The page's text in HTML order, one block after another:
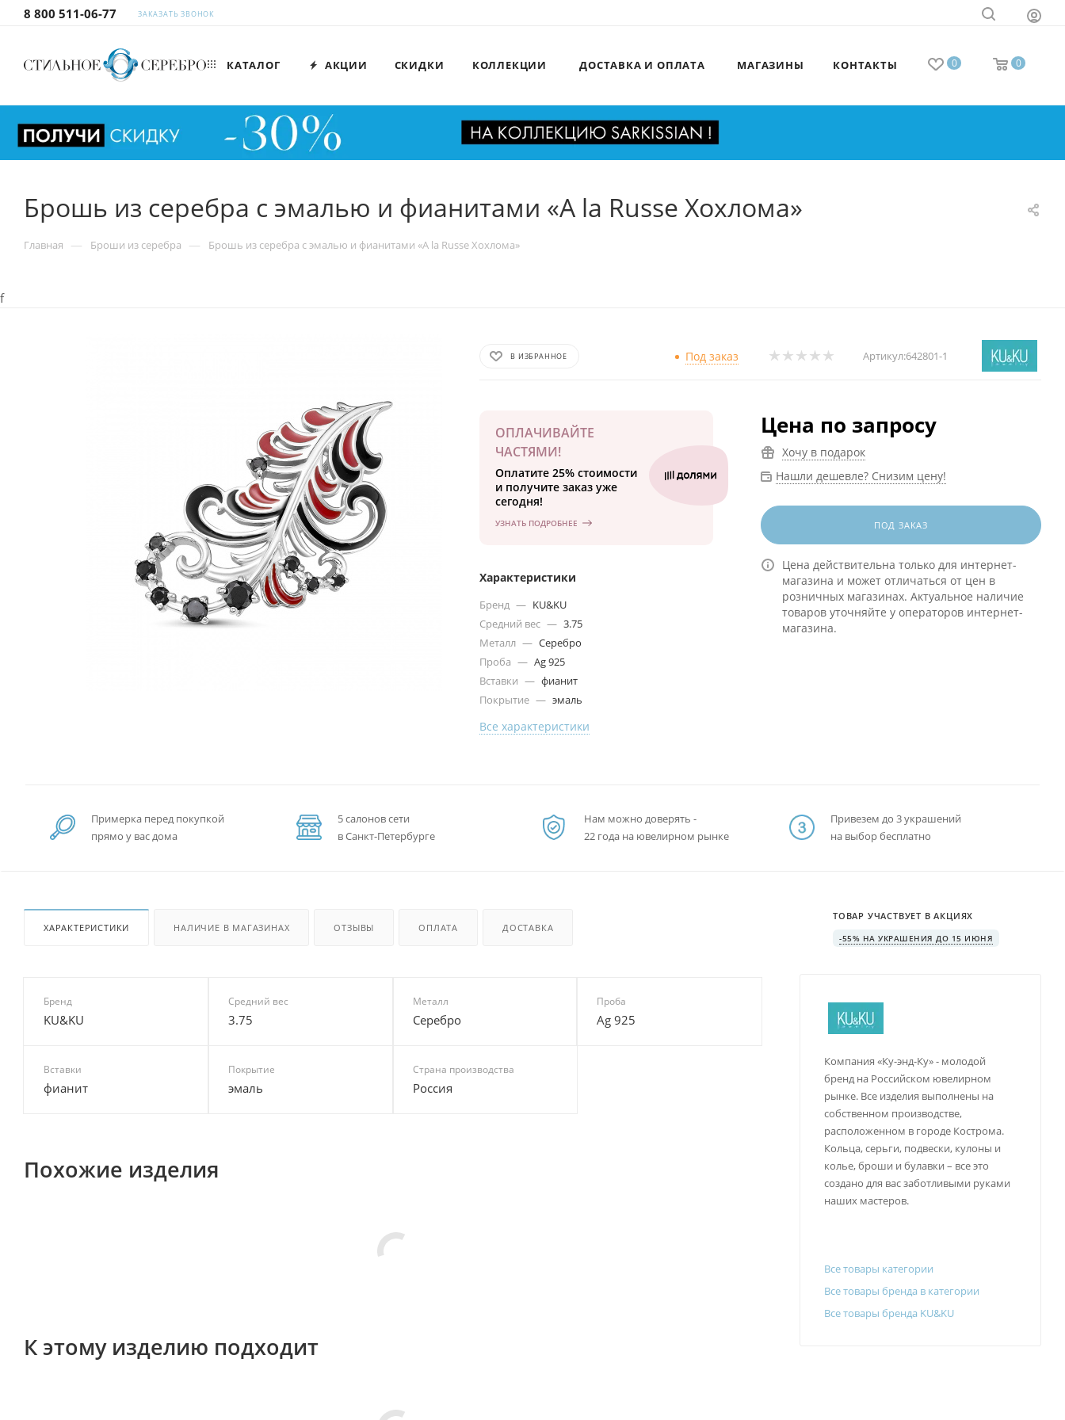
8 800 511-06-77 ЗАКАЗАТЬ ЗВОНОК
0 0
КАТАЛОГ АКЦИИ СКИДКИ КОЛЛЕКЦИИ ДОСТАВКА И ОПЛАТА МАГАЗИНЫ КОНТАКТЫ
Брошь из серебра с эмалью и фианитами «A la Russe Хохлома»
Главная — Броши из серебра — Брошь из серебра с эмалью и фианитами «A la Russe Хохлома»
f
В ИЗБРАННОЕ Под заказ Артикул:642801-1
ОПЛАЧИВАЙТЕ
ЧАСТЯМИ!
Оплатите 25% стоимости
и получите заказ уже
сегодня!
УЗНАТЬ ПОДРОБНЕЕ
Характеристики
Бренд — KU&KU
Средний вес — 3.75
Металл — Серебро
Проба — Ag 925
Вставки — фианит
Покрытие — эмаль
Все характеристики
Цена по запросу
Хочу в подарок
Нашли дешевле? Снизим цену!
ПОД ЗАКАЗ
Цена действительна только для интернет-
магазина и может отличаться от цен в
розничных магазинах. Актуальное наличие
товаров уточняйте у операторов интернет-
магазина.
Примерка перед покупкой
прямо у вас дома
5 салонов сети
в Санкт-Петербурге
Нам можно доверять -
22 года на ювелирном рынке
Привезем до 3 украшений
на выбор бесплатно
ХАРАКТЕРИСТИКИ НАЛИЧИЕ В МАГАЗИНАХ ОТЗЫВЫ ОПЛАТА ДОСТАВКА
Бренд
KU&KU
Средний вес
3.75
Металл
Серебро
Проба
Ag 925
Вставки
фианит
Покрытие
эмаль
Страна производства
Россия
Похожие изделия
К этому изделию подходит
ТОВАР УЧАСТВУЕТ В АКЦИЯХ
-55% НА УКРАШЕНИЯ ДО 15 ИЮНЯ
Компания «Ку-энд-Ку» - молодой
бренд на Российском ювелирном
рынке. Все изделия выполнены на
собственном производстве,
расположенном в городе Кострома.
Кольца, серьги, подвески, кулоны и
колье, броши и булавки – все это
создано для вас заботливыми руками
наших мастеров.
Все товары категории
Все товары бренда в категории
Все товары бренда KU&KU